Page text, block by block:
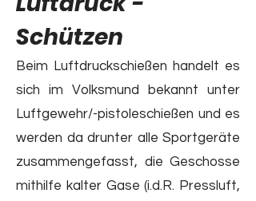
Schützen
Beim Luftdruckschießen handelt es
sich im Volksmund bekannt unter
Luftgewehr/-pistoleschießen und es
werden da drunter alle Sportgeräte
zusammengefasst, die Geschosse
mithilfe kalter Gase (i.d.R. Pressluft,